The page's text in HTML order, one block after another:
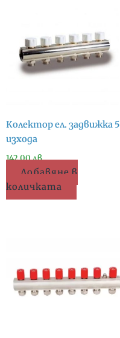
Колектор ел. задвижка 5
изхода
142.00лв.
Добавяне в
количката